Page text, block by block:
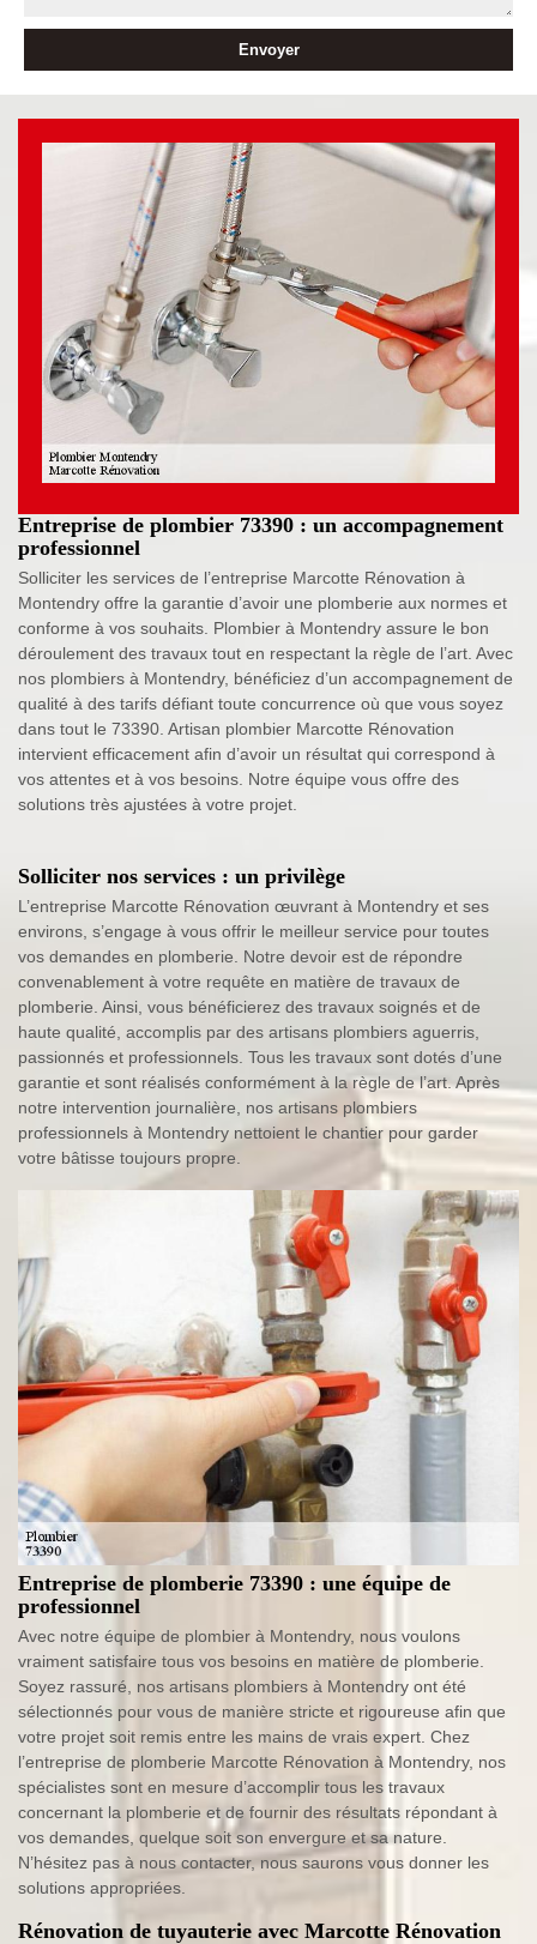
Entreprise de plombier 73390 : un accompagnement
professionnel
Solliciter les services de l’entreprise Marcotte Rénovation à
Montendry offre la garantie d’avoir une plomberie aux normes et
conforme à vos souhaits. Plombier à Montendry assure le bon
déroulement des travaux tout en respectant la règle de l’art. Avec
nos plombiers à Montendry, bénéficiez d’un accompagnement de
qualité à des tarifs défiant toute concurrence où que vous soyez
dans tout le 73390. Artisan plombier Marcotte Rénovation
intervient efficacement afin d’avoir un résultat qui correspond à
vos attentes et à vos besoins. Notre équipe vous offre des
solutions très ajustées à votre projet.
Solliciter nos services : un privilège
L’entreprise Marcotte Rénovation œuvrant à Montendry et ses
environs, s’engage à vous offrir le meilleur service pour toutes
vos demandes en plomberie. Notre devoir est de répondre
convenablement à votre requête en matière de travaux de
plomberie. Ainsi, vous bénéficierez des travaux soignés et de
haute qualité, accomplis par des artisans plombiers aguerris,
passionnés et professionnels. Tous les travaux sont dotés d’une
garantie et sont réalisés conformément à la règle de l’art. Après
notre intervention journalière, nos artisans plombiers
professionnels à Montendry nettoient le chantier pour garder
votre bâtisse toujours propre.
Entreprise de plomberie 73390 : une équipe de
professionnel
Avec notre équipe de plombier à Montendry, nous voulons
vraiment satisfaire tous vos besoins en matière de plomberie.
Soyez rassuré, nos artisans plombiers à Montendry ont été
sélectionnés pour vous de manière stricte et rigoureuse afin que
votre projet soit remis entre les mains de vrais expert. Chez
l’entreprise de plomberie Marcotte Rénovation à Montendry, nos
spécialistes sont en mesure d’accomplir tous les travaux
concernant la plomberie et de fournir des résultats répondant à
vos demandes, quelque soit son envergure et sa nature.
N’hésitez pas à nous contacter, nous saurons vous donner les
solutions appropriées.
Rénovation de tuyauterie avec Marcotte Rénovation